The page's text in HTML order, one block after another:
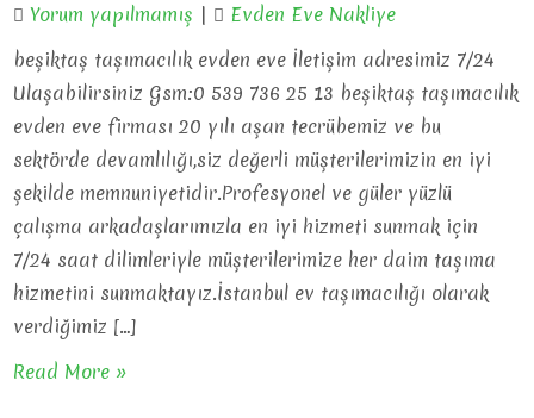
Yorum yapılmamış |
Evden Eve Nakliye
beşiktaş taşımacılık evden eve İletişim adresimiz 7/24
Ulaşabilirsiniz Gsm:0 539 736 25 13 beşiktaş taşımacılık
evden eve firması 20 yılı aşan tecrübemiz ve bu
sektörde devamlılığı,siz değerli müşterilerimizin en iyi
şekilde memnuniyetidir.Profesyonel ve güler yüzlü
çalışma arkadaşlarımızla en iyi hizmeti sunmak için
7/24 saat dilimleriyle müşterilerimize her daim taşıma
hizmetini sunmaktayız.İstanbul ev taşımacılığı olarak
verdiğimiz […]
Read More »